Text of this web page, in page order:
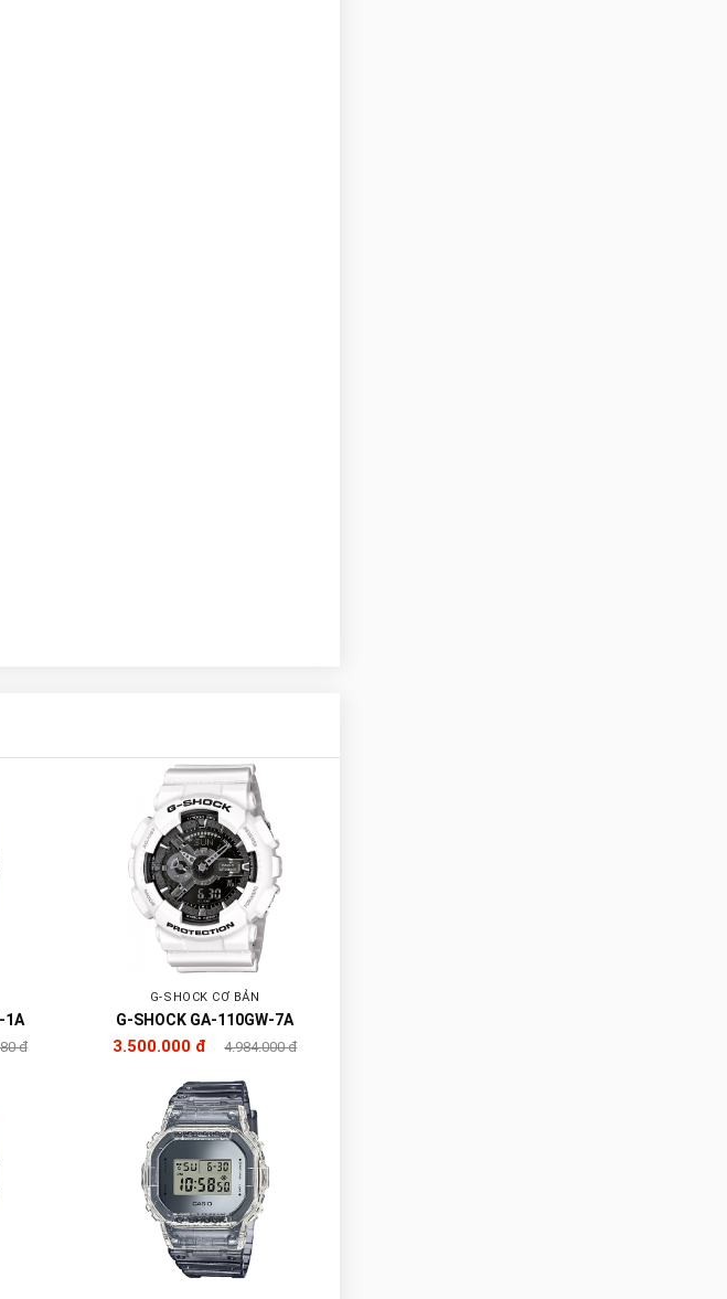
1A
đ
G-SHOCK CƠ BẢN
G-SHOCK GA-110GW-7A
3.500.000 đ 4.984.000 đ